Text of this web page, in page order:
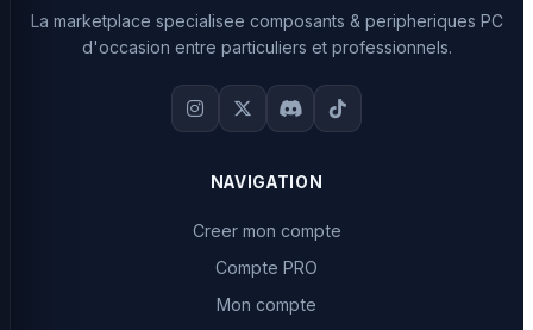
La marketplace specialisee composants & peripheriques PC
d'occasion entre particuliers et professionnels.
NAVIGATION
Creer mon compte
Compte PRO
Mon compte